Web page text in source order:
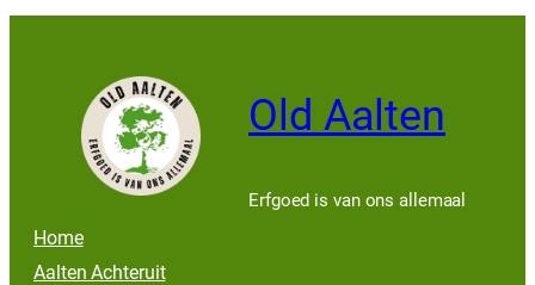
Old Aalten
Erfgoed is van ons allemaal
Home
Aalten Achteruit